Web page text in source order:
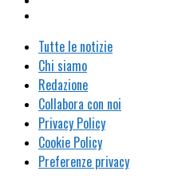
Tutte le notizie
Chi siamo
Redazione
Collabora con noi
Privacy Policy
Cookie Policy
Preferenze privacy